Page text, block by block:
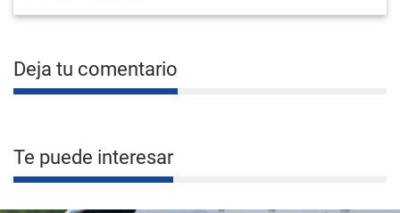
Deja tu comentario
Te puede interesar